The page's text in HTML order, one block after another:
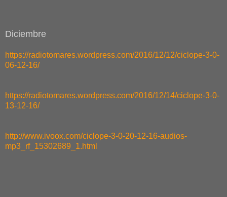
Diciembre
https://radiotomares.wordpress.com/2016/12/12/ciclope-3-0-
06-12-16/
https://radiotomares.wordpress.com/2016/12/14/ciclope-3-0-
13-12-16/
http://www.ivoox.com/ciclope-3-0-20-12-16-audios-
mp3_rf_15302689_1.html